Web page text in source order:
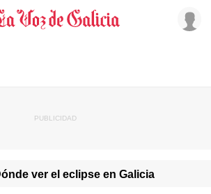
ver el eclipse en Galicia